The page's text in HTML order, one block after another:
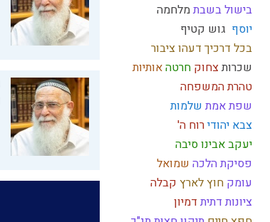
בישול בשבתמלחמה
יוסף גוש קטיף
בכל דרכיך דעהוציבור
שכרותצחוק חרטהאותיות
טהרת המשפחה
שפת אמת שלמות
צבא יהודירוח ה'
יעקב אבינוסיבה
פסיקת הלכה שמואל
עומק חוץ לארץ קבלה
ציונות דתית דמיון